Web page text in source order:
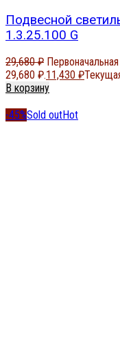
Подвесной
1.3.25.100 G
29,680₽
29,680 ₽.11,430 ₽
В корзину
-45%Sold outHot